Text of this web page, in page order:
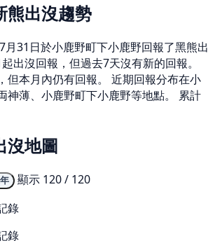
熊出沒趨勢
月31日於小鹿野町下小鹿野回報了黑熊出
出沒回報，但過去7天沒有新的回報。
但本月內仍有回報。 近期回報分布在小
神薄、小鹿野町下小鹿野等地點。 累計
沒地圖
顯示 120 / 120
錄
錄